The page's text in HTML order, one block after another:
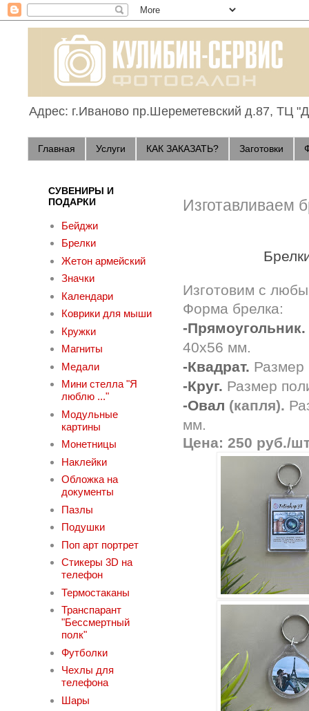
Адрес: г.Иваново пр.Шереметевский д.87,
Главная Услуги КАК ЗАКАЗАТЬ? Заготовки
Изготавливаем
Изготовим с
Форма брелка:
-Прямоугольник.
40х56 мм.
-Квадрат. Размер
-Круг. Размер
-Овал (капля).
мм.
Цена: 250 руб./
СУВЕНИРЫ И
ПОДАРКИ
Бейджи
Брелки
Жетон армейский
Значки
Календари
Коврики для мыши
Кружки
Магниты
Медали
Мини стелла "Я
люблю ..."
Модульные
картины
Монетницы
Наклейки
Обложка на
документы
Пазлы
Подушки
Поп арт портрет
Стикеры 3D на
телефон
Термостаканы
Транспарант
"Бессмертный
полк"
Футболки
Чехлы для
телефона
Шары